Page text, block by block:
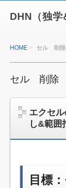
DHN（独学
HOME セル 削
セル 削除
エクセ
し&範囲
目標